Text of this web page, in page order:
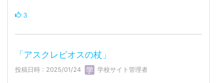
3
「アスクレピオスの杖」
投稿日時 : 2025/01/24 学校サイト管理者